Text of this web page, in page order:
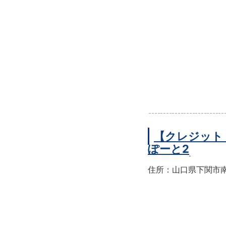
【クレジッ
ぽーと2
住所：山口県下関市